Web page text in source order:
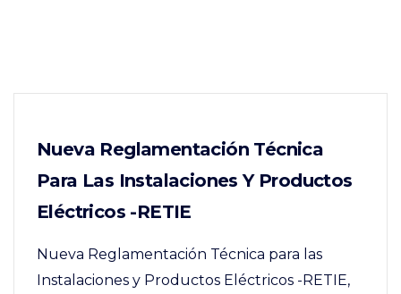
Nueva Reglamentación Técnica
Para Las Instalaciones Y Productos
Eléctricos -RETIE
Nueva Reglamentación Técnica para las
Instalaciones y Productos Eléctricos -RETIE,